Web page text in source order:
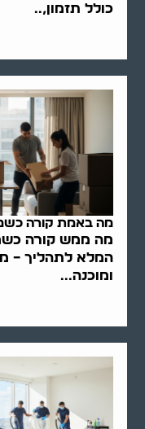
כולל תזמון,..
מה באמת קורה
מה ממש קורה
המלא לתהליך –
ומוכנה...